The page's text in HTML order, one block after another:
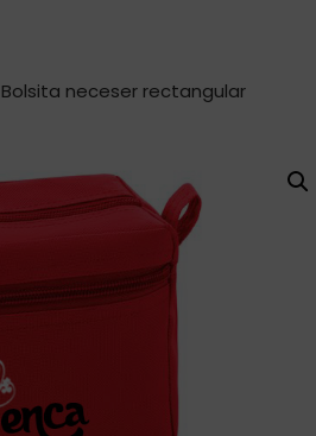
neceser rectangular